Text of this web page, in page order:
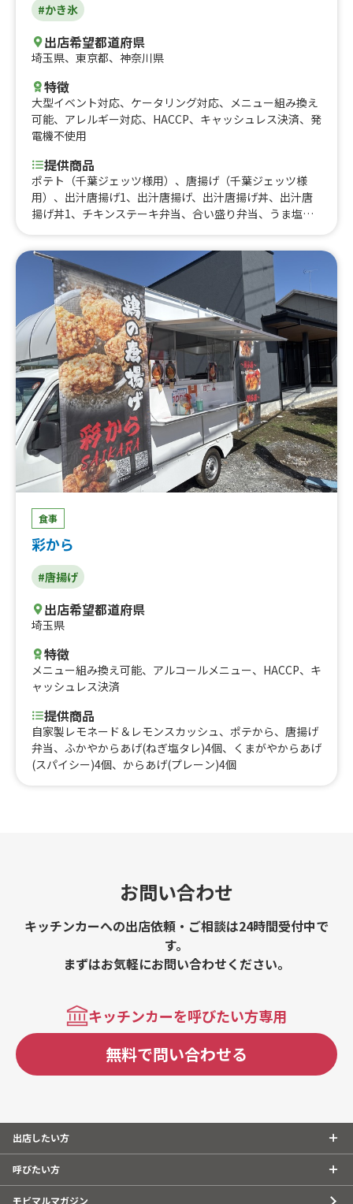
#かき氷
出店希望都道府県
埼玉県、 東京都、 神奈川県
特徴
大型イベント対応、 ケータリング対応、 メニュー組み換え
可能、 アレルギー対応、 HACCP、 キャッシュレス決済、 発
電機不使用
提供商品
ポテト（千葉ジェッツ様用）、唐揚げ（千葉ジェッツ様
用）、出汁唐揚げ1、出汁唐揚げ、出汁唐揚げ丼、出汁唐
揚げ丼1、チキンステーキ弁当、合い盛り弁当、うま塩ネ
鷄節香る揚げ出し豆腐、冷やし出汁きゅうり、各種ピンチ
ョス、かき氷、冷やしパイン、鷄節ポテト、ラムネ、マン
ゴージュース、フローズンマンゴー、レブフィート、ジン
トニック、梅酒ソーダ、気まぐれラムハイボール、ビー
ル、フレーバー、フレッシュミントの本格モヒート
食事
彩から
#唐揚げ
出店希望都道府県
埼玉県
特徴
メニュー組み換え可能、 アルコールメニュー、 HACCP、 キ
ャッシュレス決済
提供商品
自家製レモネード＆レモンスカッシュ、ポテから、唐揚げ
弁当、ふかやからあげ(ねぎ塩タレ)4個、くまがやからあげ
(スパイシー)4個、からあげ(プレーン)4個
お問い合わせ
キッチンカーへの出店依頼・ご相談は24時間受付中で
す。
まずはお気軽にお問い合わせください。
キッチンカーを呼びたい方専用
無料で問い合わせる
出店したい方
呼びたい方
モビマルマガジン